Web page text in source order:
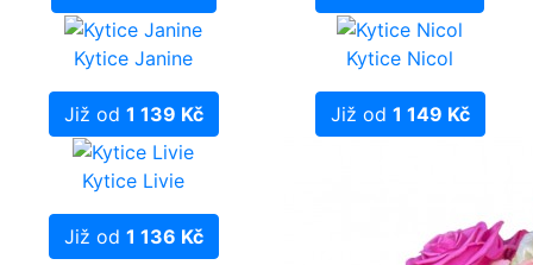
Kytice Janine
Již od 1 139 Kč
Kytice Nicol
Již od 1 149 Kč
Kytice Livie
Již od 1 136 Kč